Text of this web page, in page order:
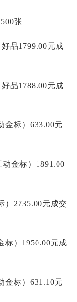
张
品1799.00元成
品1788.00元成
金标）633.00元
金标）1891.00
）2735.00元成交
标）1950.00元成
金标）631.10元